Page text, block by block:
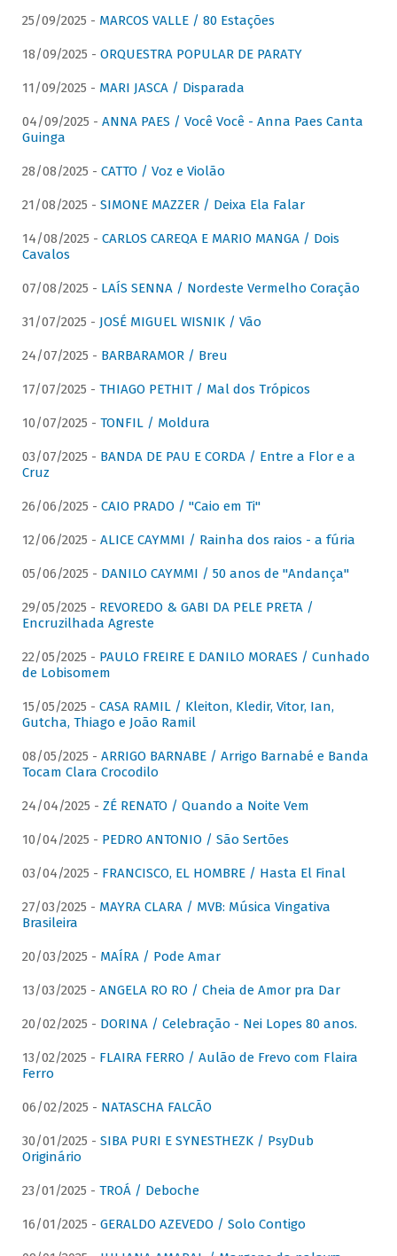
25/09/2025 - MARCOS VALLE / 80 Estações
18/09/2025 - ORQUESTRA POPULAR DE PARATY
11/09/2025 - MARI JASCA / Disparada
04/09/2025 - ANNA PAES / Você Você - Anna Paes Canta
Guinga
28/08/2025 - CATTO / Voz e Violão
21/08/2025 - SIMONE MAZZER / Deixa Ela Falar
14/08/2025 - CARLOS CAREQA E MARIO MANGA / Dois
Cavalos
07/08/2025 - LAÍS SENNA / Nordeste Vermelho Coração
31/07/2025 - JOSÉ MIGUEL WISNIK / Vão
24/07/2025 - BARBARAMOR / Breu
17/07/2025 - THIAGO PETHIT / Mal dos Trópicos
10/07/2025 - TONFIL / Moldura
03/07/2025 - BANDA DE PAU E CORDA / Entre a Flor e a
Cruz
26/06/2025 - CAIO PRADO / "Caio em Ti"
12/06/2025 - ALICE CAYMMI / Rainha dos raios - a fúria
05/06/2025 - DANILO CAYMMI / 50 anos de "Andança"
29/05/2025 - REVOREDO & GABI DA PELE PRETA /
Encruzilhada Agreste
22/05/2025 - PAULO FREIRE E DANILO MORAES / Cunhado
de Lobisomem
15/05/2025 - CASA RAMIL / Kleiton, Kledir, Vitor, Ian,
Gutcha, Thiago e João Ramil
08/05/2025 - ARRIGO BARNABE / Arrigo Barnabé e Banda
Tocam Clara Crocodilo
24/04/2025 - ZÉ RENATO / Quando a Noite Vem
10/04/2025 - PEDRO ANTONIO / São Sertões
03/04/2025 - FRANCISCO, EL HOMBRE / Hasta El Final
27/03/2025 - MAYRA CLARA / MVB: Música Vingativa
Brasileira
20/03/2025 - MAÍRA / Pode Amar
13/03/2025 - ANGELA RO RO / Cheia de Amor pra Dar
20/02/2025 - DORINA / Celebração - Nei Lopes 80 anos.
13/02/2025 - FLAIRA FERRO / Aulão de Frevo com Flaira
Ferro
06/02/2025 - NATASCHA FALCÃO
30/01/2025 - SIBA PURI E SYNESTHEZK / PsyDub
Originário
23/01/2025 - TROÁ / Deboche
16/01/2025 - GERALDO AZEVEDO / Solo Contigo